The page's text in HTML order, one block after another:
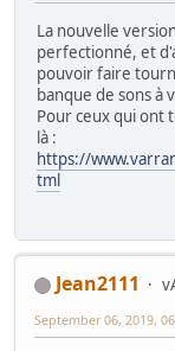
La nouvelle
perfectionné, et
pouvoir faire
banque de sons à
Pour ceux qui ont
là :
https://
tml
Jean2111
September 06, 2019,